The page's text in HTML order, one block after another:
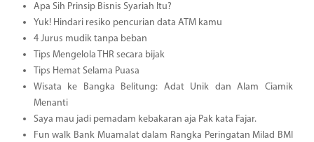
Apa Sih Prinsip Bisnis Syariah Itu?
Yuk! Hindari resiko pencurian data ATM kamu
4 Jurus mudik tanpa beban
Tips Mengelola THR secara bijak
Tips Hemat Selama Puasa
Wisata ke Bangka Belitung: Adat Unik dan Alam Ciamik
Menanti
Saya mau jadi pemadam kebakaran aja Pak kata Fajar.
Fun walk Bank Muamalat dalam Rangka Peringatan Milad BMI